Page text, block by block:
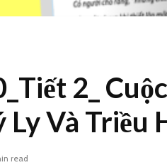
2_
Ly Và Triều
read